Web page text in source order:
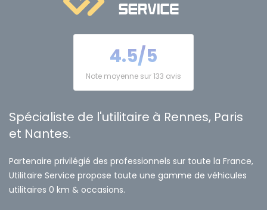
4.5/5
Note moyenne sur 133 avis
Spécialiste de l'utilitaire à Rennes, Paris
et Nantes.
Partenaire privilégié des professionnels sur toute la France,
Utilitaire Service propose toute une gamme de véhicules
utilitaires 0 km & occasions.